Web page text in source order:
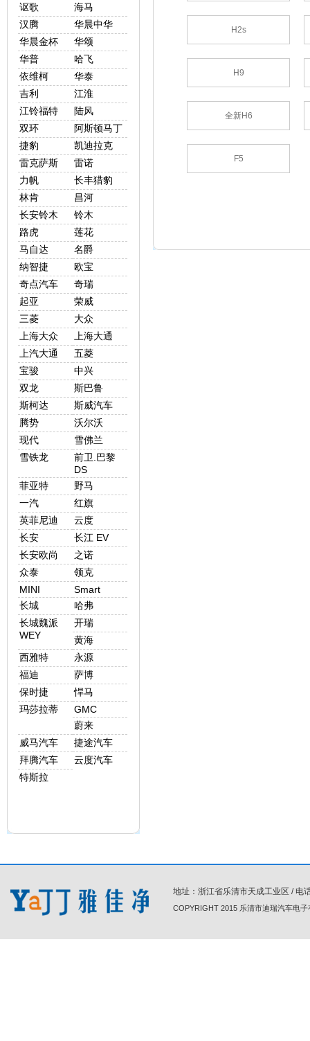
讴歌
海马
汉腾
华晨中华
华晨金杯
华颂
华普
哈飞
依维柯
华泰
吉利
江淮
江铃福特
陆风
双环
阿斯顿马丁
捷豹
凯迪拉克
雷克萨斯
雷诺
力帆
长丰猎豹
林肯
昌河
长安铃木
铃木
路虎
莲花
马自达
名爵
纳智捷
欧宝
奇点汽车
奇瑞
起亚
荣威
三菱
大众
上海大众
上海大通
上汽大通
五菱
宝骏
中兴
双龙
斯巴鲁
斯柯达
斯威汽车
腾势
沃尔沃
现代
雪佛兰
雪铁龙
前卫.巴黎
DS
菲亚特
野马
一汽
红旗
英菲尼迪
云度
长安
长江 EV
长安欧尚
之诺
众泰
领克
MINI
Smart
长城
哈弗
长城魏派
WEY
开瑞
黄海
西雅特
永源
福迪
萨博
保时捷
悍马
玛莎拉蒂
GMC
蔚来
威马汽车
捷途汽车
拜腾汽车
云度汽车
特斯拉
H2s
H9
全新H6
F5
地址：浙江省乐清市天成工业区 /
COPYRIGHT 2015 乐清市迪瑞汽车电